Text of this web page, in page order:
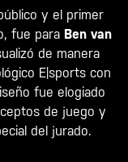
y el primer
fue para Ben van
de manera
E|sports con
fue elogiado
de juego y
del jurado.